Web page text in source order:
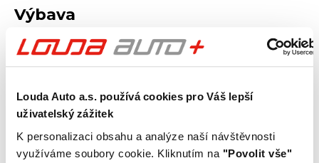
Louda Auto a.s. používá cookies pro Váš lepší
uživatelský zážitek
K personalizaci obsahu a analýze naší návštěvnosti
využíváme soubory cookie. Kliknutím na "Povolit vše"
Výbava
Komfort
Multimédia